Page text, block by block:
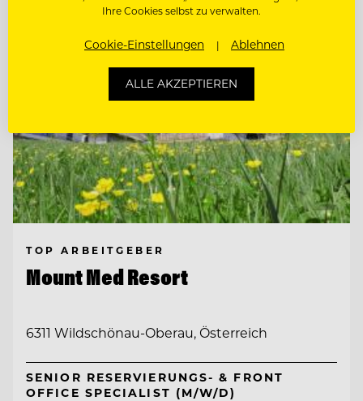
TOP ARBEITGEBER
Mount Med Resort
6311 Wildschönau-Oberau, Österreich
SENIOR RESERVIERUNGS- & FRONT
OFFICE SPECIALIST (M/W/D)
Ihre Cookies selbst zu verwalten.
Cookie-Einstellungen Ablehnen
ALLE AKZEPTIEREN